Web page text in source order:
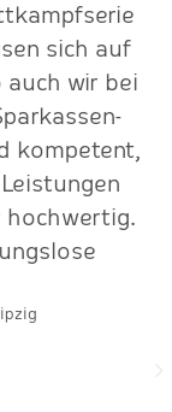
sich auf
auch wir bei
kompetent,
hochwertig.